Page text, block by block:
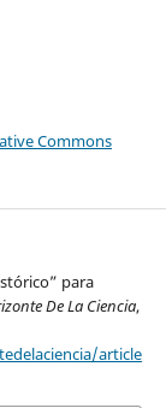
Commons
para
De La Ciencia,
article